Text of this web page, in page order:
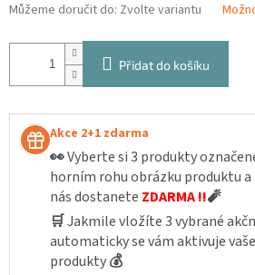
Můžeme doručit do: Zvolte variantu
Přidat do košíku
Akce 2+1 zdarma
👀Vyberte si 3 produkty
horním rohu obrázku produktu
nás dostanete ZDARMA !!🧨
🛒Jakmile vložíte 3 vybrané
automaticky se vám aktivuje
produkty💰